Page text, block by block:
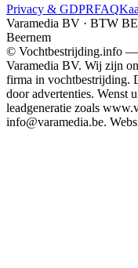
Privacy & GDPRFAQ
Varamedia BV · BTW
Beernem
© Vochtbestrijding.info
Varamedia BV. Wij zijn
firma in vochtbestrijding.
door advertenties. Wenst
leadgeneratie zoals
info@varamedia.be.